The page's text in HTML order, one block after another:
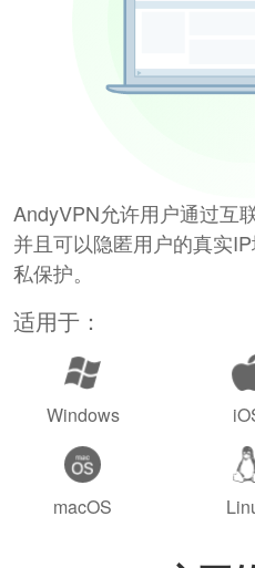
AndyVPN允许用户通过互
并且可以隐匿用户的真实
私保护。
适用于：
Windows
macOS